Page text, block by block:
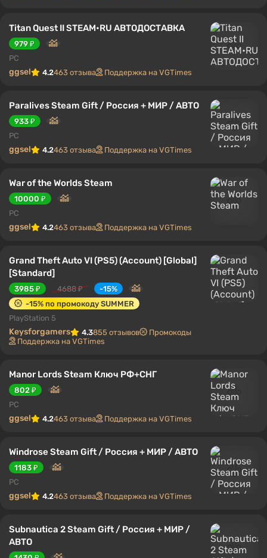
Titan Quest II STEAM•RU АВТОДОСТАВКА
979 ₽
PC
ggsel 4.2463 отзыва Поддержка на VGTimes
Paralives Steam Gift / Россия + МИР / АВТО
933 ₽
PC
ggsel 4.2463 отзыва Поддержка на VGTimes
War of the Worlds Steam
10000 ₽
PC
ggsel 4.2463 отзыва Поддержка на VGTimes
Grand Theft Auto VI (PS5) (Account) [Global]
[Standard]
3985 ₽ 4688 ₽
-15%
-15% по промокоду SUMMER
PlayStation 5
Keysforgamers 4.3855 отзывов
Промокоды
Поддержка на VGTimes
Manor Lords Steam Ключ РФ+СНГ
802 ₽
PC
ggsel 4.2463 отзыва Поддержка на VGTimes
Windrose Steam Gift / Россия + МИР / АВТО
1183 ₽
PC
ggsel 4.2463 отзыва Поддержка на VGTimes
Subnautica 2 Steam Gift / Россия + МИР /
АВТО